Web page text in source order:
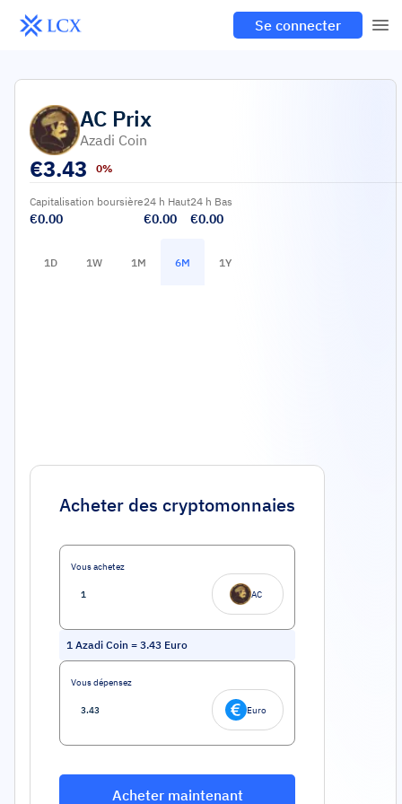
Se connecter
AC Prix
Azadi Coin
€3.43 0%
Capitalisation boursière
€0.00
24 h Haut
€0.00
24 h Bas
€0.00
1D 1W 1M 6M 1Y
Acheter des cryptomonnaies
Vous achetez
AC
1 Azadi Coin = 3.43 Euro
Vous dépensez
Euro
Acheter maintenant